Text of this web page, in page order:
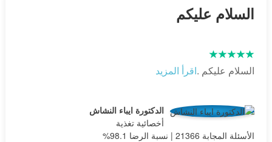
السلام عليكم
السلام عليكم .اقرأ المزيد
الدكتورة ايباء النشاش
أخصائية تغذية
الأسئلة المجابة 21366 | نسبة الرضا 98.1%